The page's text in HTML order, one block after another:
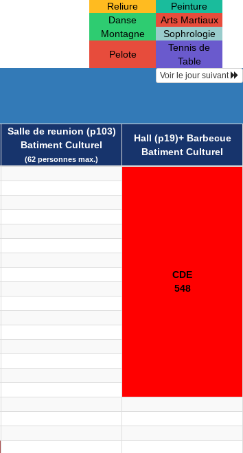
Reliure
Peinture
Danse
Arts Martiaux
Montagne
Sophrologie
Pelote
Tennis de
Table
Salle de reunion (p103)
Batiment Culturel
(62 personnes max.)
Hall (p19)+ Barbecue
Batiment Culturel
Voir le jour suivant
CDE
548